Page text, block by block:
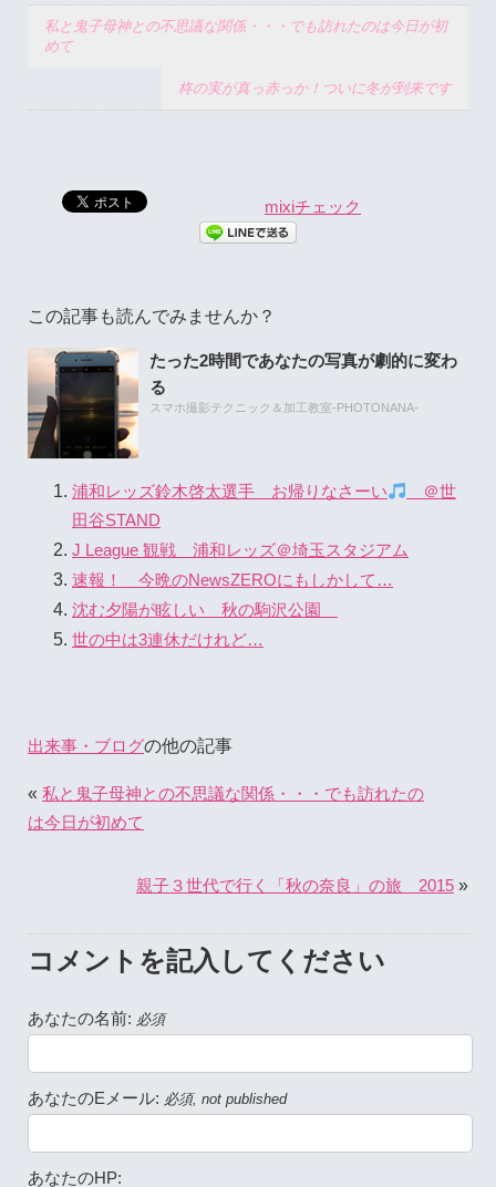
私と鬼子母神との不思議な関係・・・でも訪れたのは今日が初
めて
柊の実が真っ赤っか！ついに冬が到来です
mixiチェック
この記事も読んでみませんか？
たった2時間であなたの写真が劇的に変わ
る
スマホ撮影テクニック＆加工教室-PHOTONANA-
浦和レッズ鈴木啓太選手 お帰りなさーい ＠世
田谷STAND
J League 観戦 浦和レッズ＠埼玉スタジアム
速報！ 今晩のNewsZEROにもしかして…
沈む夕陽が眩しい 秋の駒沢公園
世の中は3連休だけれど…
出来事・ブログの他の記事
« 私と鬼子母神との不思議な関係・・・でも訪れたの
は今日が初めて
親子３世代で行く「秋の奈良」の旅 2015 »
コメントを記入してください
あなたの名前: 必須
あなたのEメール: 必須, not published
あなたのHP: